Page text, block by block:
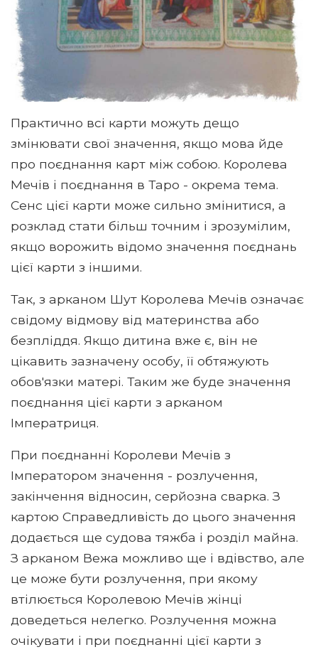
Практично всі карти можуть дещо
змінювати свої значення, якщо мова йде
про поєднання карт між собою. Королева
Мечів і поєднання в Таро - окрема тема.
Сенс цієї карти може сильно змінитися, а
розклад стати більш точним і зрозумілим,
якщо ворожить відомо значення поєднань
цієї карти з іншими.
Так, з арканом Шут Королева Мечів означає
свідому відмову від материнства або
безпліддя. Якщо дитина вже є, він не
цікавить зазначену особу, її обтяжують
обов'язки матері. Таким же буде значення
поєднання цієї карти з арканом
Імператриця.
При поєднанні Королеви Мечів з
Імператором значення - розлучення,
закінчення відносин, серйозна сварка. З
картою Справедливість до цього значення
додається ще судова тяжба і розділ майна.
З арканом Вежа можливо ще і вдівство, але
це може бути розлучення, при якому
втілюється Королевою Мечів жінці
доведеться нелегко. Розлучення можна
очікувати і при поєднанні цієї карти з